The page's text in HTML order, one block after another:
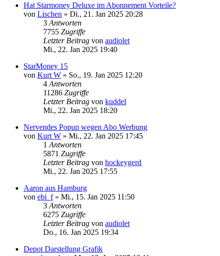
Hat Starmoney Deluxe im Abonnement Vorteile?
von Lischen » Di., 21. Jan 2025 20:28
3 Antworten
7755 Zugriffe
Letzter Beitrag von audiolet
Mi., 22. Jan 2025 19:40
StarMoney 15
von Kurt W » So., 19. Jan 2025 12:20
4 Antworten
11286 Zugriffe
Letzter Beitrag von kuddel
Mi., 22. Jan 2025 18:20
Nervendes Popup wegen Abo Werbung
von Kurt W » Mi., 22. Jan 2025 17:45
1 Antworten
5871 Zugriffe
Letzter Beitrag von hockeygerd
Mi., 22. Jan 2025 17:55
Aaron aus Hamburg
von ebi_f» Mi., 15. Jan 2025 11:50
3 Antworten
6275 Zugriffe
Letzter Beitrag von audiolet
Do., 16. Jan 2025 19:34
Depot Darstellung Grafik